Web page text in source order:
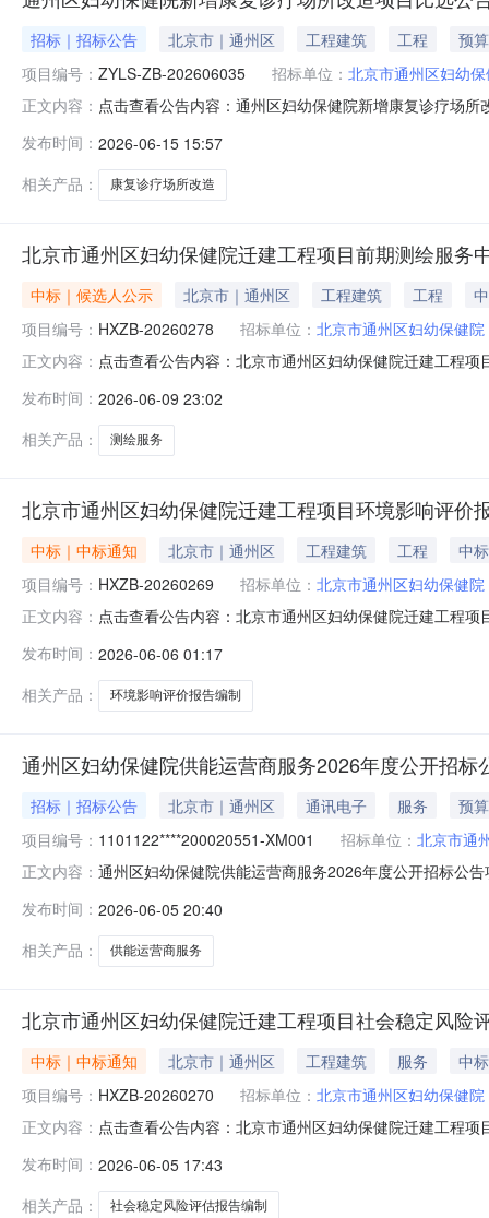
招标｜招标公告 北京市｜通州区 工程建筑 工程
预
项目编号： ZYLS-ZB-202606035 招标单位： 北京市通州区妇幼
正文内容： 点击查看公告内容：通州区妇幼保健院新增康复诊疗场所
发布时间： 2026-06-15 15:57
相关产品：
康复诊疗场所改造
北京市通州区妇幼保健院迁建工程项目前期测绘服务
中标｜候选人公示 北京市｜通州区 工程建筑 工程
项目编号： HXZB-20260278 招标单位： 北京市通州区妇幼保健院
正文内容： 点击查看公告内容：北京市通州区妇幼保健院迁建工程
发布时间： 2026-06-09 23:02
相关产品：
测绘服务
北京市通州区妇幼保健院迁建工程项目环境影响评价
中标｜中标通知 北京市｜通州区 工程建筑 工程
中
项目编号： HXZB-20260269 招标单位： 北京市通州区妇幼保健院
正文内容： 点击查看公告内容：北京市通州区妇幼保健院迁建工程
发布时间： 2026-06-06 01:17
相关产品：
环境影响评价报告编制
通州区妇幼保健院供能运营商服务2026年度公开招标
招标｜招标公告 北京市｜通州区 通讯电子 服务
预
项目编号： 1101122****200020551-XM001 招标单位： 北京市通
正文内容： 通州区妇幼保健院供能运营商服务2026年度公开招标公
金额：648万元（人民币）最高限价：648万元（人民币
发布时间： 2026-06-05 20:40
相关产品：
供能运营商服务
北京市通州区妇幼保健院迁建工程项目社会稳定风险
中标｜中标通知 北京市｜通州区 工程建筑 服务
中
项目编号： HXZB-20260270 招标单位： 北京市通州区妇幼保健院
正文内容： 点击查看公告内容：北京市通州区妇幼保健院迁建工程
发布时间： 2026-06-05 17:43
相关产品：
社会稳定风险评估报告编制